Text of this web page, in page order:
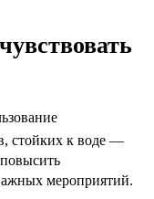
стойких к воде —
мероприятий.